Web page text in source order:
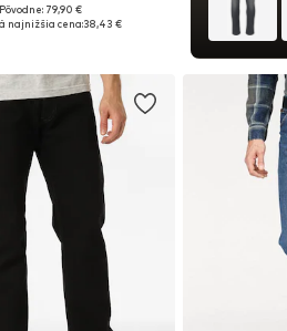
+3
v mnohých veľkostiach
Pôvodne: 79,90 €
najnižšia cena:38,43 €